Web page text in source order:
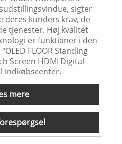
sigter
deres kunders krav, de
tjenester. Høj kvalitet
er funktioner i den
FLOOR Standing
Screen HDMI Digital
indkøbscenter.
mere